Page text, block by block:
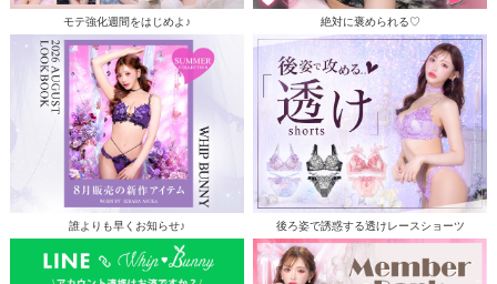
モテ強化週間をはじめよ♪ 絶対に褒められる♡
誰よりも早くお知らせ♪ 後ろ姿で誘惑する透けレースショーツ